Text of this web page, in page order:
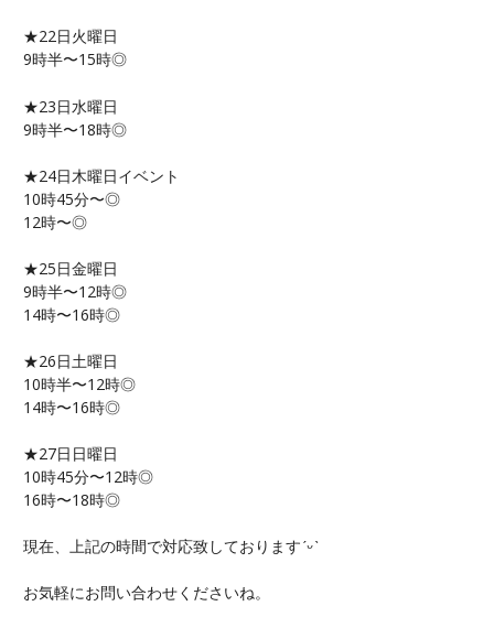
★22日火曜日
9時半〜15時◎
★23日水曜日
9時半〜18時◎
★24日木曜日イベント
10時45分〜◎
12時〜◎
★25日金曜日
9時半〜12時◎
14時〜16時◎
★26日土曜日
10時半〜12時◎
14時〜16時◎
★27日日曜日
10時45分〜12時◎
16時〜18時◎
現在、上記の時間で対応致しておりますˊᵕˋ
お気軽にお問い合わせくださいね。